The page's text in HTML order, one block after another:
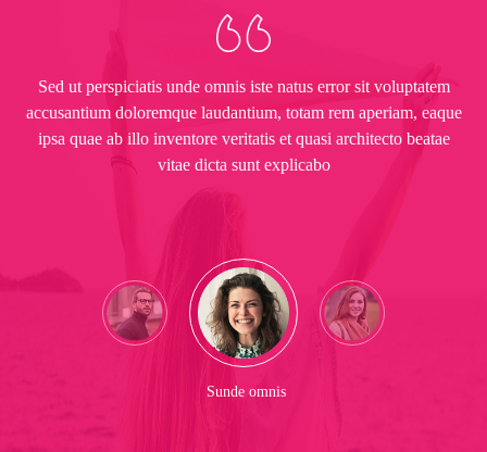
Sed ut perspiciatis unde omnis iste natus error sit voluptatem
accusantium doloremque laudantium, totam rem aperiam, eaque
ipsa quae ab illo inventore veritatis et quasi architecto beatae
vitae dicta sunt explicabo
Sunde omnis